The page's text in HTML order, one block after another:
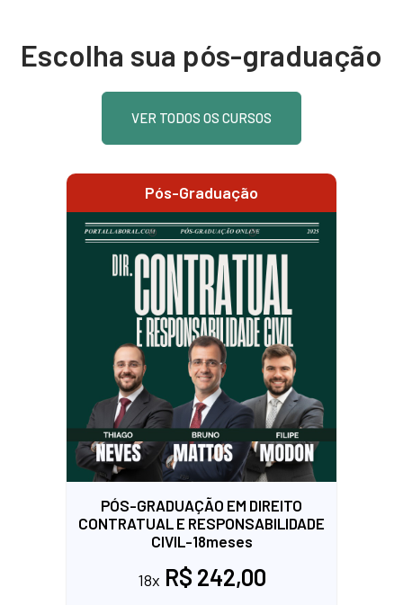
Escolha sua pós-graduação
VER TODOS OS CURSOS
Pós-Graduação
PÓS-GRADUAÇÃO EM DIREITO
CONTRATUAL E RESPONSABILIDADE
CIVIL-18meses
18x R$ 242,00